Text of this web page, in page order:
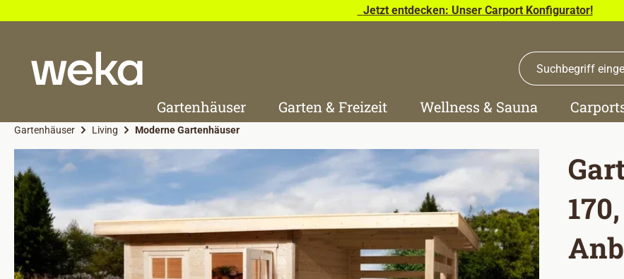
Jetzt entdecken: Unser Carport Konfigurator!
Gartenhäuser Garten & Freizeit Wellness & Sauna
Gartenhäuser Living Moderne Gartenhäuser
Bildergalerie überspringen